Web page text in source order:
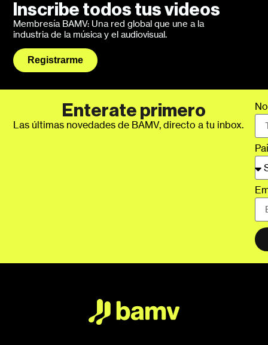
Inscribe todos tus videos
Membresía BAMV: Una red global que une a la
industria de la música y el audiovisual.
Registrarme
Enterate primero
Las últimas novedades de BAMV, directo a tu inbox.